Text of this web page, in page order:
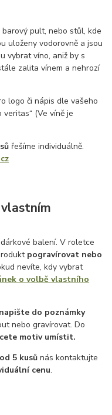
pult, nebo stůl, kde
uloženy vodorovně a jsou
vybrat víno, aniž by s
zalita vínem a nehrozí
logo či nápis dle vašeho
veritas“ (Ve víně je
řešíme individuálně.
balení. V roletce
pogravírovat nebo
nevíte, kdy vybrat
o volbě vlastního
do poznámky
nebo gravírovat. Do
motiv umístit.
od 5 kusů nás kontaktujte
cenu.